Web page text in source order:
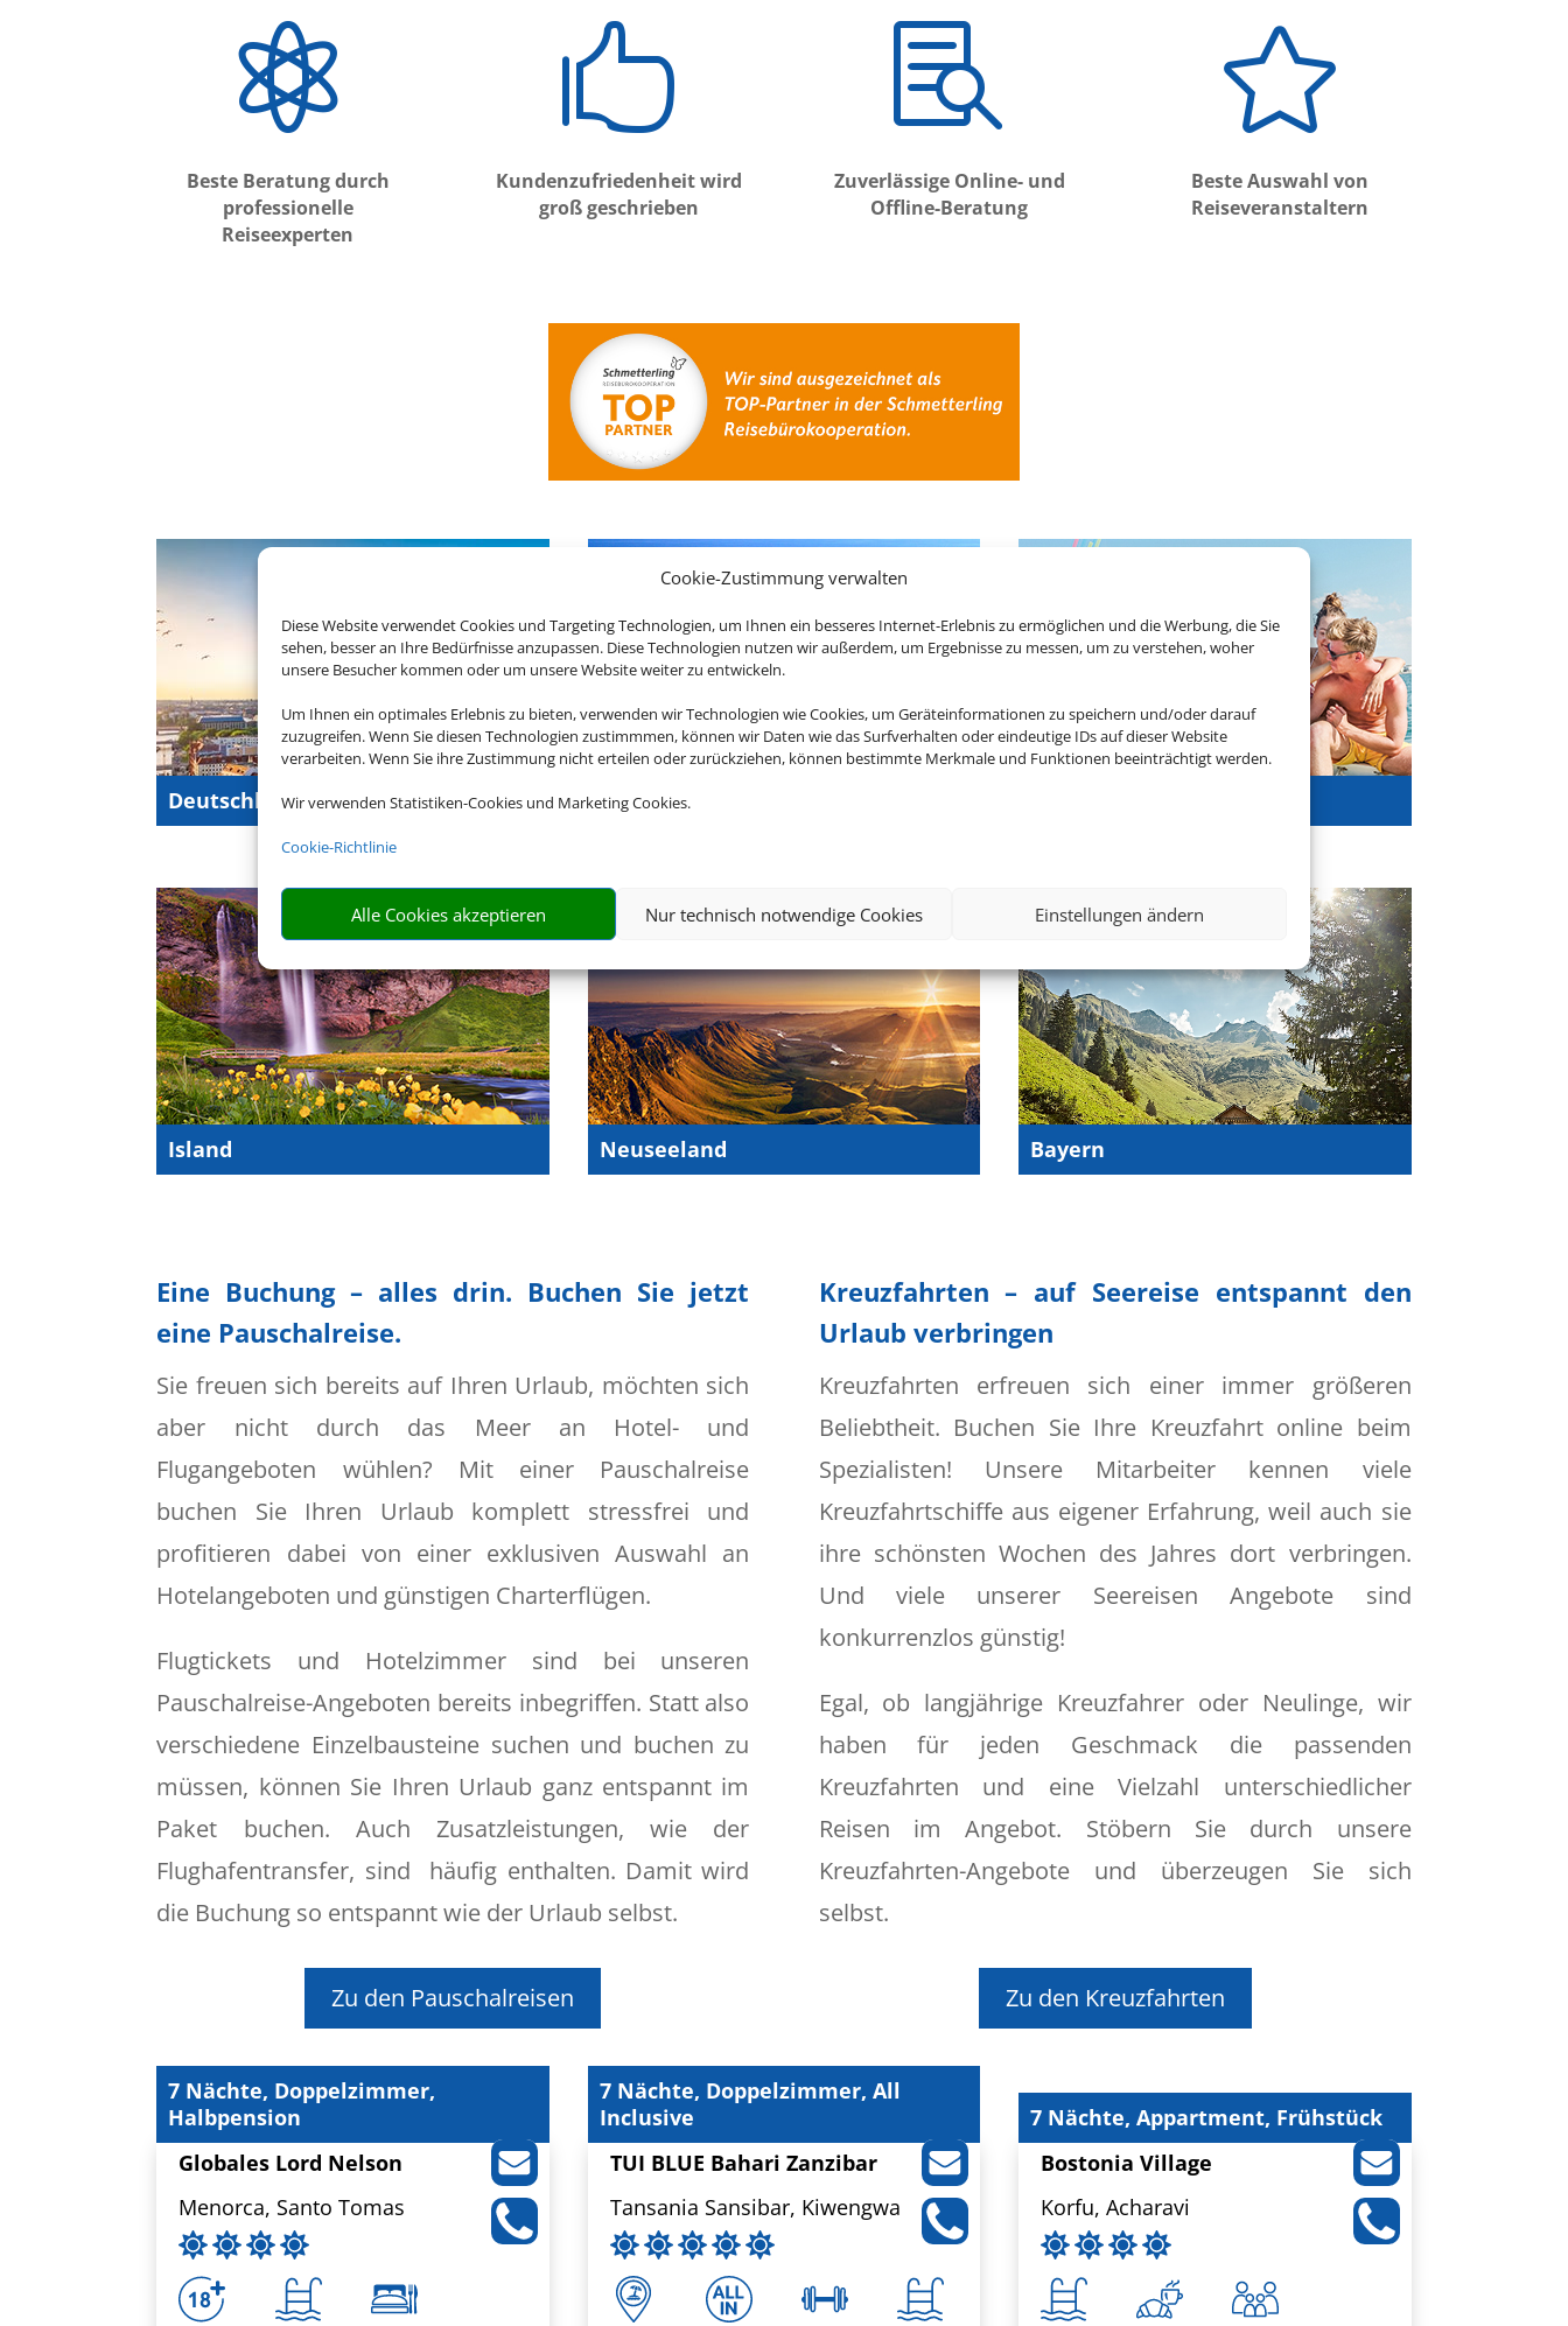
Cookie-Zustimmung verwalten
Diese Website verwendet Cookies und Targeting Technologien, um Ihnen ein besseres Internet-Erlebnis zu ermöglichen und die Werbung, die Sie
sehen, besser an Ihre Bedürfnisse anzupassen. Diese Technologien nutzen wir außerdem, um Ergebnisse zu messen, um zu verstehen, woher
unsere Besucher kommen oder um unsere Website weiter zu entwickeln.
Um Ihnen ein optimales Erlebnis zu bieten, verwenden wir Technologien wie Cookies, um Geräteinformationen zu speichern und/oder darauf
zuzugreifen. Wenn Sie diesen Technologien zustimmmen, können wir Daten wie das Surfverhalten oder eindeutige IDs auf dieser Website
verarbeiten. Wenn Sie ihre Zustimmung nicht erteilen oder zurückziehen, können bestimmte Merkmale und Funktionen beeinträchtigt werden.
Wir verwenden Statistiken-Cookies und Marketing Cookies.
Cookie-Richtlinie
Alle Cookies akzeptieren Nur technisch notwendige Cookies Einstellungen ändern

Beste Beratung durch
professionelle
Reiseexperten

Kundenzufriedenheit wird
groß geschrieben

Zuverlässige Online- und
Offline-Beratung

Beste Auswahl von
Reiseveranstaltern
Deutschlandurlaub Portugal
Island Neuseeland Bayern
Eine Buchung – alles drin. Buchen Sie jetzt
eine Pauschalreise.
Sie freuen sich bereits auf Ihren Urlaub, möchten sich
aber nicht durch das Meer an Hotel- und
Flugangeboten wühlen? Mit einer Pauschalreise
buchen Sie Ihren Urlaub komplett stressfrei und
profitieren dabei von einer exklusiven Auswahl an
Hotelangeboten und günstigen Charterflügen.
Flugtickets und Hotelzimmer sind bei unseren
Pauschalreise-Angeboten bereits inbegriffen. Statt also
verschiedene Einzelbausteine suchen und buchen zu
müssen, können Sie Ihren Urlaub ganz entspannt im
Paket buchen. Auch Zusatzleistungen, wie der
Flughafentransfer, sind häufig enthalten. Damit wird
die Buchung so entspannt wie der Urlaub selbst.
Kreuzfahrten – auf Seereise entspannt den
Urlaub verbringen
Kreuzfahrten erfreuen sich einer immer größeren
Beliebtheit. Buchen Sie Ihre Kreuzfahrt online beim
Spezialisten! Unsere Mitarbeiter kennen viele
Kreuzfahrtschiffe aus eigener Erfahrung, weil auch sie
ihre schönsten Wochen des Jahres dort verbringen.
Und viele unserer Seereisen Angebote sind
konkurrenzlos günstig!
Egal, ob langjährige Kreuzfahrer oder Neulinge, wir
haben für jeden Geschmack die passenden
Kreuzfahrten und eine Vielzahl unterschiedlicher
Reisen im Angebot. Stöbern Sie durch unsere
Kreuzfahrten-Angebote und überzeugen Sie sich
selbst.
Zu den Pauschalreisen Zu den Kreuzfahrten
7 Nächte, Doppelzimmer,
Halbpension
Globales Lord Nelson
Menorca, Santo Tomas
7 Nächte, Doppelzimmer, All
Inclusive
TUI BLUE Bahari Zanzibar
Tansania Sansibar, Kiwengwa
7 Nächte, Appartment, Frühstück
Bostonia Village
Korfu, Acharavi